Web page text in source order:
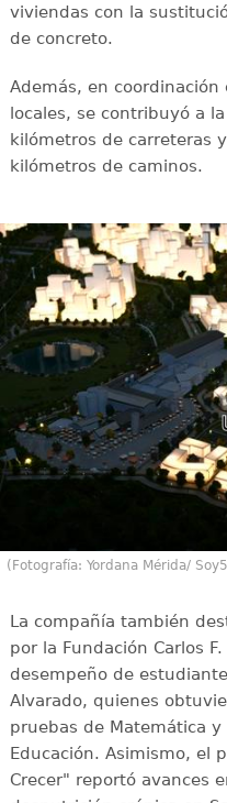
viviendas con la
de concreto.
Además, en
locales, se contribuyó a
kilómetros de carreteras
kilómetros de caminos.
(Fotografía: Yordana Mérida/
La compañía también
por la Fundación Carlos
desempeño de
Alvarado, quienes
pruebas de Matemática
Educación. Asimismo, el
Crecer" reportó avances